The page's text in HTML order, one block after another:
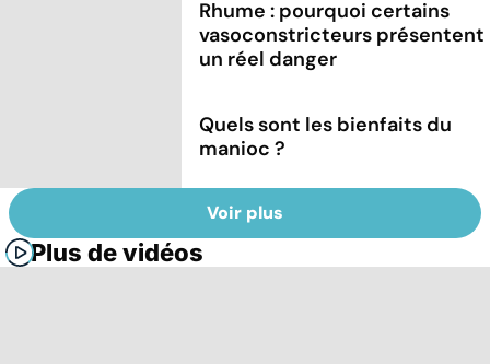
Rhume : pourquoi certains
vasoconstricteurs présentent
un réel danger
Quels sont les bienfaits du
manioc ?
Voir plus
Plus de vidéos